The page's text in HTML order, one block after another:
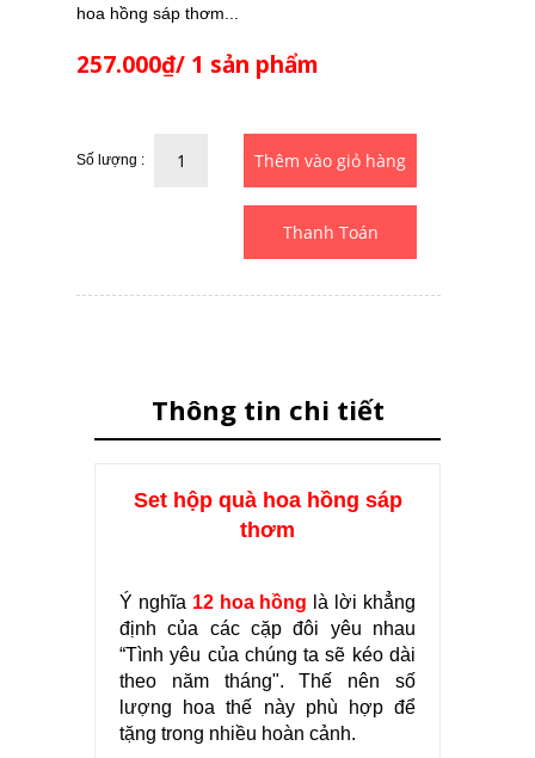
hoa hồng sáp thơm...
257.000₫/ 1 sản phẩm
Số lượng :
Thanh Toán
Thông tin chi tiết
Set hộp quà hoa hồng sáp
thơm
Ý nghĩa 12 hoa hồng là lời khẳng
định của các cặp đôi yêu nhau
“Tình yêu của chúng ta sẽ kéo dài
theo năm tháng". Thế nên số
lượng hoa thế này phù hợp để
tặng trong nhiều hoàn cảnh.